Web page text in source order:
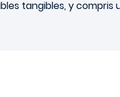
tangibles, y